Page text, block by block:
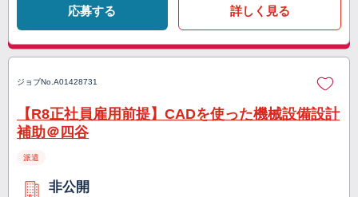
応募する 詳しく見る
ジョブNo. A01428731
【R8正社員雇用前提】CADを使った機械設備設計
補助＠四谷
派遣
非公開